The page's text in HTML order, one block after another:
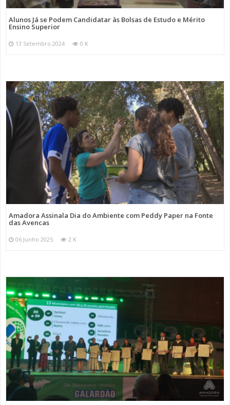
Alunos Já se Podem Candidatar às Bolsas de Estudo e Mérito
Ensino Superior
13 Setembro 2024 0 K
Amadora Assinala Dia do Ambiente com Peddy Paper na Fonte
das Avencas
06 Junho 2025 2 K